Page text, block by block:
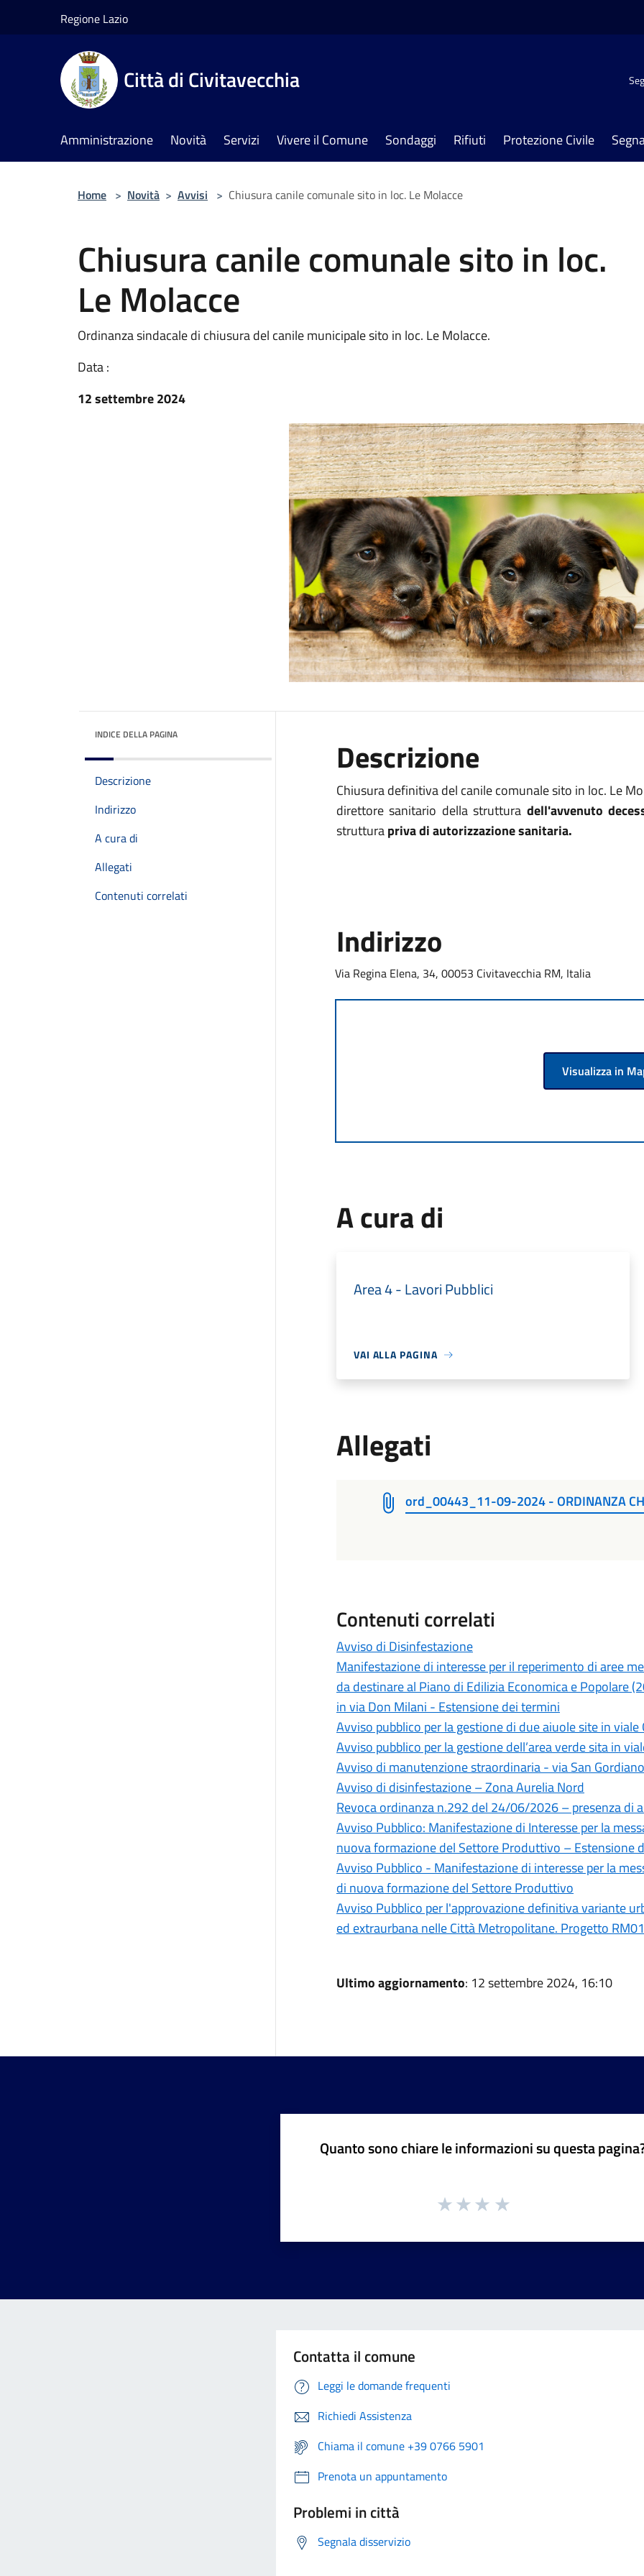
Regione Lazio
Città di Civitavecchia
Amministrazione Novità Servizi Vivere il Comune Sondaggi Rifiuti Protezione Civile
Home > Novità > Avvisi > Chiusura canile comunale sito in loc. Le Molacce
Chiusura canile comunale sito in loc.
Le Molacce
Ordinanza sindacale di chiusura del canile municipale sito in loc. Le Molacce.
Data :
12 settembre 2024
INDICE DELLA PAGINA
Descrizione
Indirizzo
A cura di
Allegati
Contenuti correlati
Descrizione
Chiusura definitiva del canile comunale sito in loc. Le
direttore sanitario della struttura dell'avvenuto
strutturapriva di autorizzazione sanitaria.
Indirizzo
Via Regina Elena, 34, 00053 Civitavecchia RM, Italia
Visualizza in
A cura di
Area 4 - Lavori Pubblici
VAI ALLA PAGINA
Allegati
ord_00443_11-09-2024 - ORDINANZA
Contenuti correlati
Avviso di Disinfestazione
Manifestazione di interesse per il reperimento di aree
da destinare al Piano di Edilizia Economica e Popolare
in via Don Milani - Estensione dei termini
Avviso pubblico per la gestione di due aiuole site in viale
Avviso pubblico per la gestione dell’area verde sita in
Avviso di manutenzione straordinaria - via San Gordiano
Avviso di disinfestazione – Zona Aurelia Nord
Revoca ordinanza n.292 del 24/06/2026 – presenza di
Avviso Pubblico: Manifestazione di Interesse per la
nuova formazione del Settore Produttivo – Estensione
Avviso Pubblico - Manifestazione di interesse per la
di nuova formazione del Settore Produttivo
Avviso Pubblico per l'approvazione definitiva variante
ed extraurbana nelle Città Metropolitane. Progetto
Ultimo aggiornamento: 12 settembre 2024, 16:10
Quanto sono chiare le informazioni su questa
Contatta il comune
Leggi le domande frequenti
Richiedi Assistenza
Chiama il comune +39 0766 5901
Prenota un appuntamento
Problemi in città
Segnala disservizio